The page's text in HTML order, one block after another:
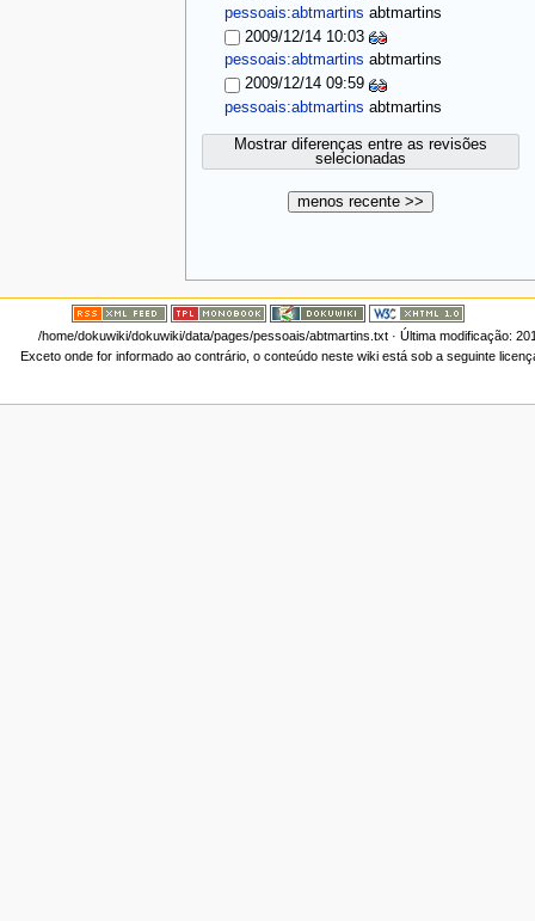
pessoais:abtmartins abtmartins
2009/12/14 10:03
pessoais:abtmartins abtmartins
2009/12/14 09:59
pessoais:abtmartins abtmartins
Mostrar diferenças entre as revisões
selecionadas
menos recente >>
/home/dokuwiki/dokuwiki/data/pages/pessoais/abtmartins.txt· Última modificação:
Exceto onde for informado ao contrário, o conteúdo neste wiki está sob a seguinte